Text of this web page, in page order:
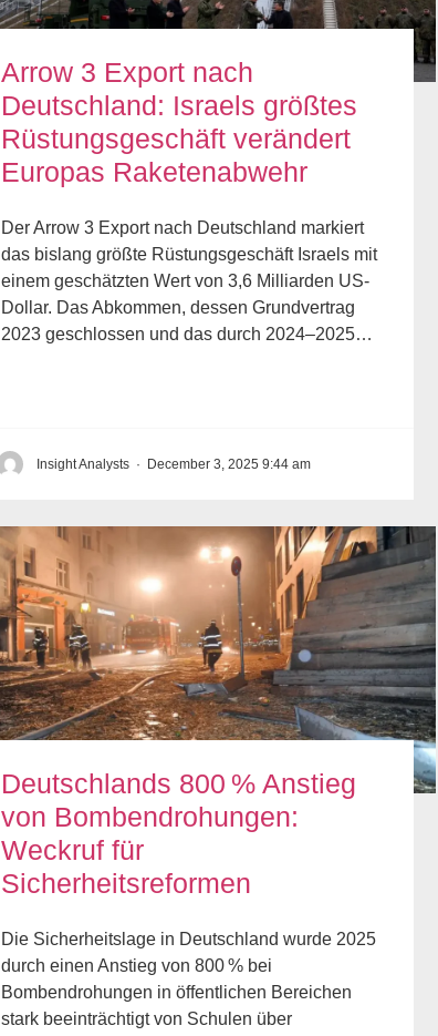
Arrow 3 Export nach
Deutschland: Israels größtes
Rüstungsgeschäft verändert
Europas Raketenabwehr
Der Arrow 3 Export nach Deutschland markiert
das bislang größte Rüstungsgeschäft Israels mit
einem geschätzten Wert von 3,6 Milliarden US-
Dollar. Das Abkommen, dessen Grundvertrag
2023 geschlossen und das durch 2024–2025…
Insight Analysts · December 3, 2025 9:44 am
Deutschlands 800 % Anstieg
von Bombendrohungen:
Weckruf für
Sicherheitsreformen
Die Sicherheitslage in Deutschland wurde 2025
durch einen Anstieg von 800 % bei
Bombendrohungen in öffentlichen Bereichen
stark beeinträchtigt von Schulen über